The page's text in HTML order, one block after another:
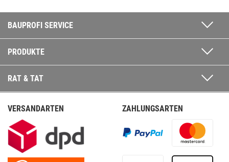
BAUPROFI SERVICE
PRODUKTE
RAT & TAT
VERSANDARTEN ZAHLUNGSARTEN